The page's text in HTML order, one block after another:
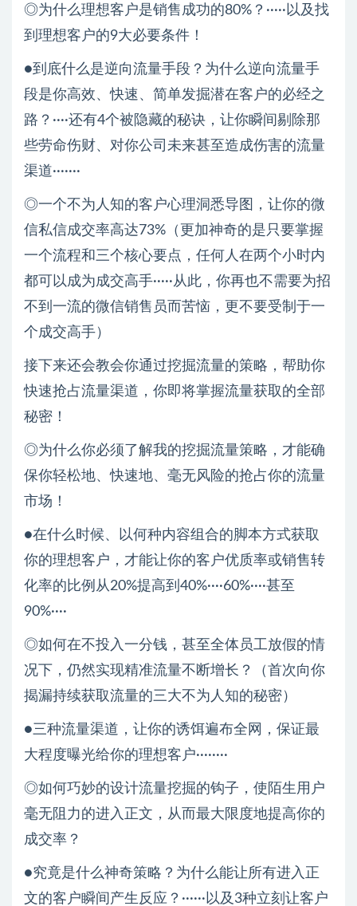
◎为什么理想客户是销售成功的80%？·····以及找
到理想客户的9大必要条件！
●到底什么是逆向流量手段？为什么逆向流量手
段是你高效、快速、简单发掘潜在客户的必经之
路？····还有4个被隐藏的秘诀，让你瞬间剔除那
些劳命伤财、对你公司未来甚至造成伤害的流量
渠道·······
◎一个不为人知的客户心理洞悉导图，让你的微
信私信成交率高达73%（更加神奇的是只要掌握
一个流程和三个核心要点，任何人在两个小时内
都可以成为成交高手·····从此，你再也不需要为招
不到一流的微信销售员而苦恼，更不要受制于一
个成交高手）
接下来还会教会你通过挖掘流量的策略，帮助你
快速抢占流量渠道，你即将掌握流量获取的全部
秘密！
◎为什么你必须了解我的挖掘流量策略，才能确
保你轻松地、快速地、毫无风险的抢占你的流量
市场！
●在什么时候、以何种内容组合的脚本方式获取
你的理想客户，才能让你的客户优质率或销售转
化率的比例从20%提高到40%····60%····甚至
90%····
◎如何在不投入一分钱，甚至全体员工放假的情
况下，仍然实现精准流量不断增长？（首次向你
揭漏持续获取流量的三大不为人知的秘密）
●三种流量渠道，让你的诱饵遍布全网，保证最
大程度曝光给你的理想客户········
◎如何巧妙的设计流量挖掘的钩子，使陌生用户
毫无阻力的进入正文，从而最大限度地提高你的
成交率？
●究竟是什么神奇策略？为什么能让所有进入正
文的客户瞬间产生反应？······以及3种立刻让客户